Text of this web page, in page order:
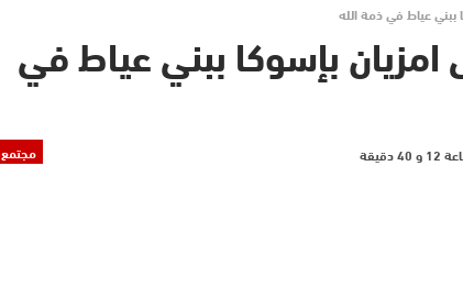
عياط في ذمة الله
بإسوكا ببني عياط في
مجتمع